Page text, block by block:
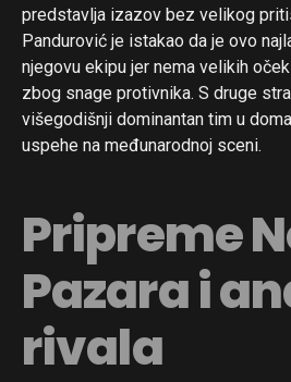
predstavlja izazov bez velikog
Pandurović je istakao da je ovo
njegovu ekipu jer nema velikih
zbog snage protivnika. S druge
višegodišnji dominantan tim u
uspehe na međunarodnoj sceni.
Pripreme
Pazara i
rivala